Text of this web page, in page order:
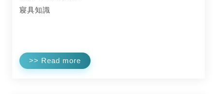
寢具知識
>> Read more